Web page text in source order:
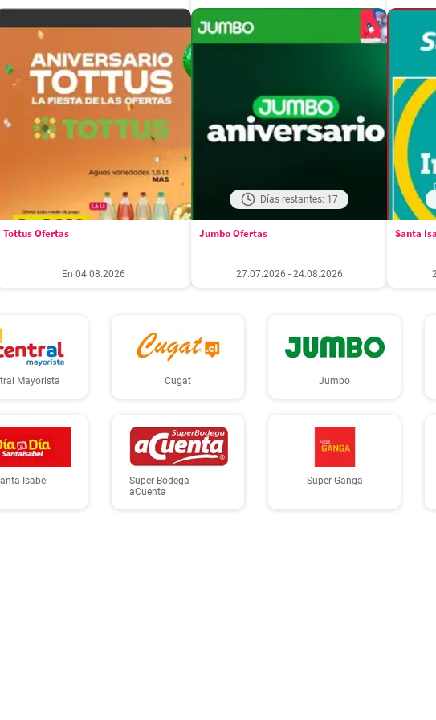
Tottus Ofertas
En 04.08.2026
Días restantes: 17
Jumbo Ofertas
27.07.2026 - 24.08.2026
Santa
Mayorista Cugat Jumbo
Isabel
Super Bodega
aCuenta
Super Ganga